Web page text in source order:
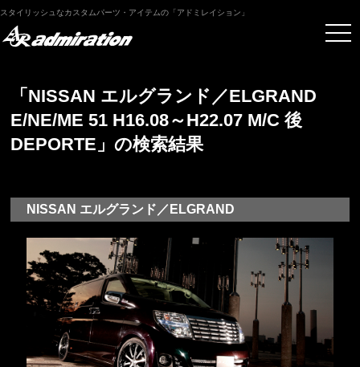
スタイリッシュなカスタムパーツ・アイテムの「アドミレイション」
「NISSAN エルグランド／ELGRAND
E/NE/ME 51 H16.08～H22.07 M/C 後
DEPORTE」の検索結果
NISSAN エルグランド／ELGRAND